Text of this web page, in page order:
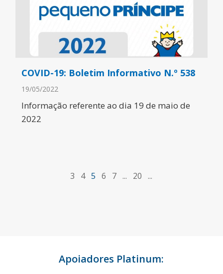
COVID-19: Boletim Informativo N.º 538
19/05/2022
Informação referente ao dia 19 de maio de
2022
3 4 5 6 7 ... 20 ...
Apoiadores Platinum: